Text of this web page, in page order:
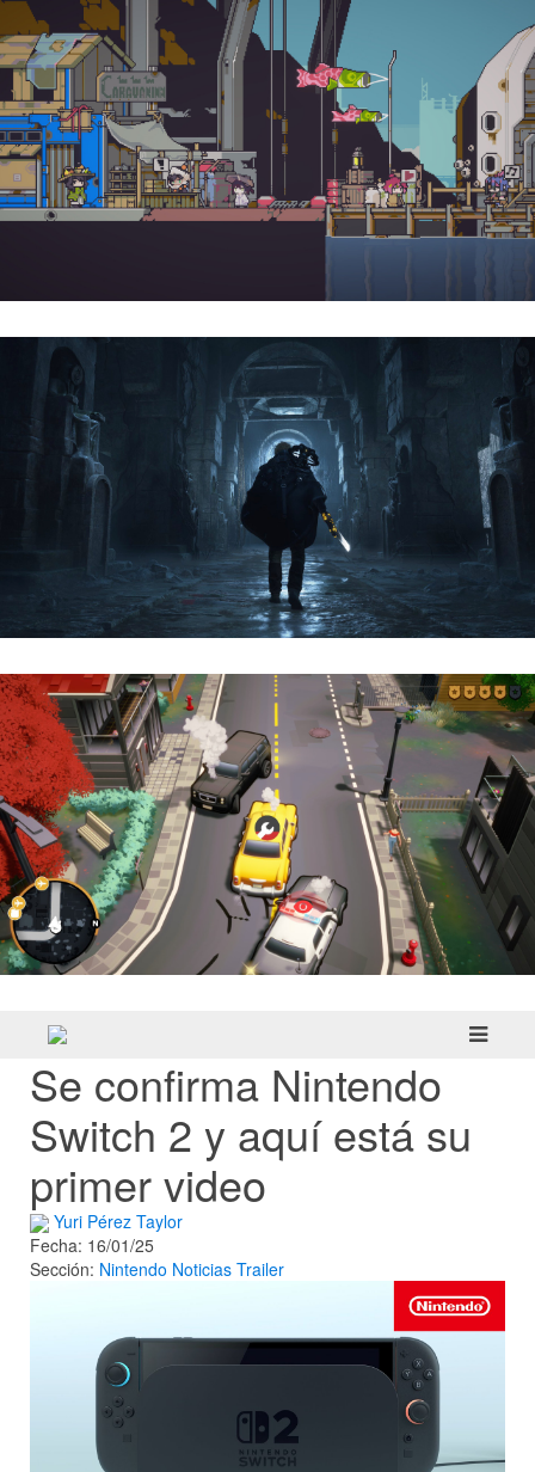
Se confirma Nintendo
Switch 2 y aquí está su
primer video
Yuri Pérez Taylor
Fecha: 16/01/25
Sección: Nintendo Noticias Trailer